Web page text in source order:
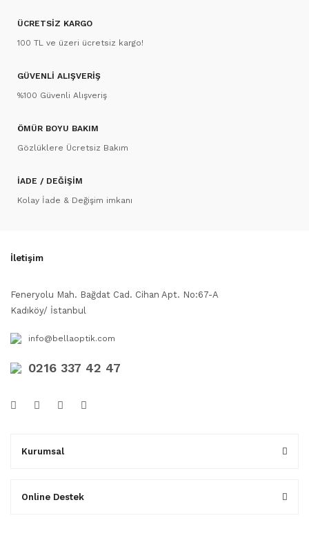
ÜCRETSİZ KARGO
100 TL ve üzeri ücretsiz kargo!
GÜVENLİ ALIŞVERİŞ
%100 Güvenli Alışveriş
ÖMÜR BOYU BAKIM
Gözlüklere Ücretsiz Bakım
İADE / DEĞİŞİM
Kolay İade & Değişim imkanı
İletişim
Feneryolu Mah. Bağdat Cad. Cihan Apt. No:67-A
Kadıköy/ İstanbul
info@bellaoptik.com
0216 337 42 47
Kurumsal
Online Destek